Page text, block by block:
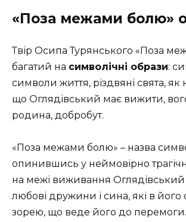
«Поза межами болю»
Твір Осипа Турянського «Поза
багатий на символічні образи:
символи життя, різдвяні свята, як
що Оглядівський має вижити,
родина, добробут.
«Поза межами болю» – назва
опинившись у неймовірно
на межі виживання Оглядівський
любові дружини і сина, які в його
зорею, що веде його до